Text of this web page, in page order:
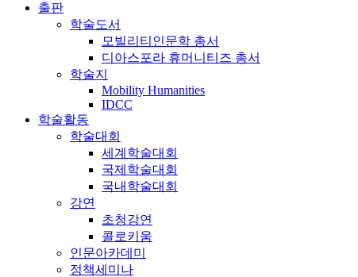
출판
학술도서
모빌리티인문학 총서
디아스포라 휴머니티즈 총서
학술지
Mobility Humanities
IDCC
학술활동
학술대회
세계학술대회
국제학술대회
국내학술대회
강연
초청강연
콜로키움
인문아카데미
정책세미나